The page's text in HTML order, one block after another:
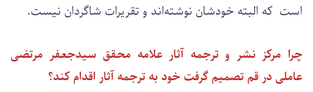
است که البته خودشان نوشته‌اند و تقریرات شاگردان نیست.
چرا مرکز نشر و ترجمه آثار علامه محقق سیدجعفر مرتضی
عاملی در قم تصمیم گرفت خود به ترجمه آثار اقدام کند؟